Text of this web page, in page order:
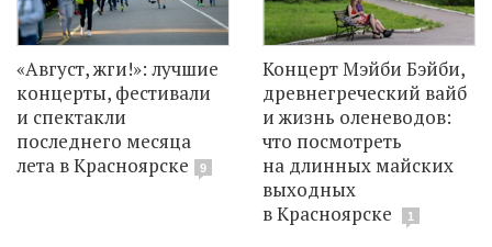
«Август, жги!»: лучшие
концерты, фестивали
и спектакли
последнего месяца
лета в Красноярске
9
Концерт Мэйби Бэйби,
древнегреческий вайб
и жизнь оленеводов:
что посмотреть
на длинных майских
выходных
в Красноярске
1